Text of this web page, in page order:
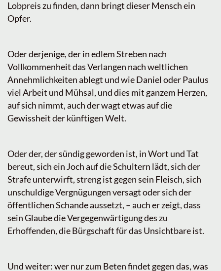
Lobpreis zu finden, dann bringt dieser Mensch ein
Opfer.
Oder derjenige, der in edlem Streben nach
Vollkommenheit das Verlangen nach weltlichen
Annehmlichkeiten ablegt und wie Daniel oder Paulus
viel Arbeit und Mühsal, und dies mit ganzem Herzen,
auf sich nimmt, auch der wagt etwas auf die
Gewissheit der künftigen Welt.
Oder der, der sündig geworden ist, in Wort und Tat
bereut, sich ein Joch auf die Schultern lädt, sich der
Strafe unterwirft, streng ist gegen sein Fleisch, sich
unschuldige Vergnügungen versagt oder sich der
öffentlichen Schande aussetzt, – auch er zeigt, dass
sein Glaube die Vergegenwärtigung des zu
Erhoffenden, die Bürgschaft für das Unsichtbare ist.
Und weiter: wer nur zum Beten findet gegen das, was